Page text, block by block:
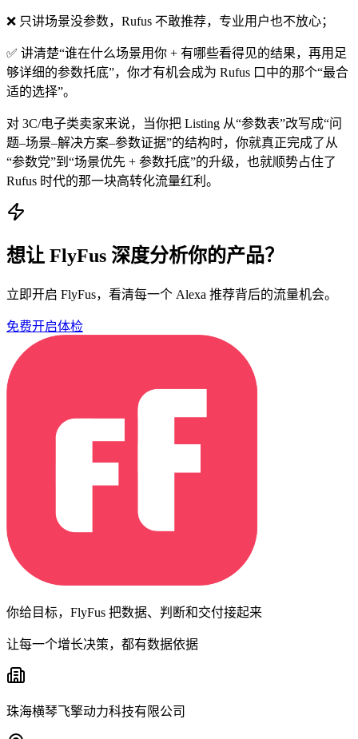
❌ 只讲场景没参数，Rufus 不敢推荐，专业用户也不放心；
✅ 讲清楚“谁在什么场景用你 + 有哪些看得见的结果，再用足
够详细的参数托底”，你才有机会成为 Rufus 口中的那个“最合
适的选择”。
对 3C/电子类卖家来说，当你把 Listing 从“参数表”改写成“问
题–场景–解决方案–参数证据”的结构时，你就真正完成了从
“参数党”到“场景优先 + 参数托底”的升级，也就顺势占住了
Rufus 时代的那一块高转化流量红利。
想让 FlyFus 深度分析你的产品？
立即开启 FlyFus，看清每一个 Alexa 推荐背后的流量机会。
免费开启体检
你给目标，FlyFus 把数据、判断和交付接起来
让每一个增长决策，都有数据依据
珠海横琴飞擎动力科技有限公司